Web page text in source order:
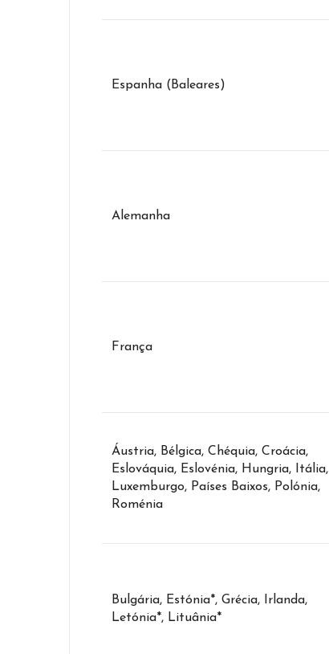
Espanha (Baleares)
Alemanha
França
Áustria, Bélgica, Chéquia, Croácia,
Eslováquia, Eslovénia, Hungria, Itália,
Luxemburgo, Países Baixos, Polónia,
Roménia
Bulgária, Estónia*, Grécia, Irlanda,
Letónia*, Lituânia*